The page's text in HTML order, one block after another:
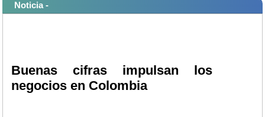
Noticia -
Buenas cifras impulsan los
negocios en Colombia